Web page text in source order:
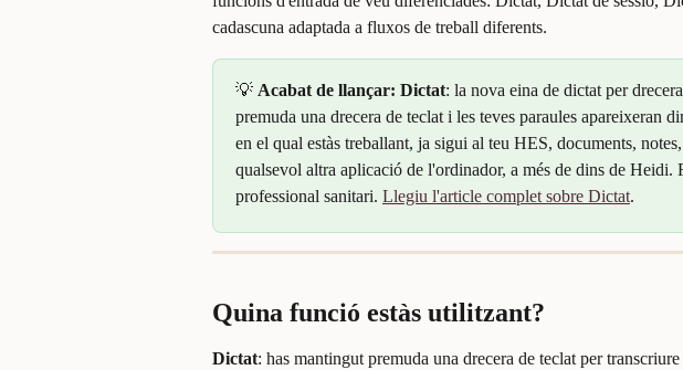
cadascuna adaptada a fluxos de treball diferents.
💡 Acabat de llançar: Dictat: la nova eina de dictat per
premuda una drecera de teclat i les teves paraules apareixeran
en el qual estàs treballant, ja sigui al teu HES, documents,
qualsevol altra aplicació de l'ordinador, a més de dins de Heidi.
professional sanitari. Llegiu l'article complet sobre Dictat.
Quina funció estàs utilitzant?
Dictat: has mantingut premuda una drecera de teclat per